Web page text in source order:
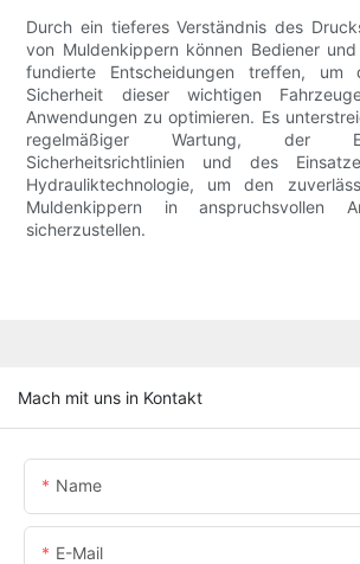
Durch ein tieferes Verständnis des
von Muldenkippern können Bediener
fundierte Entscheidungen treffen, um
Sicherheit dieser wichtigen
Anwendungen zu optimieren. Es
regelmäßiger Wartung, der
Sicherheitsrichtlinien und des
Hydrauliktechnologie, um den
Muldenkippern in anspruchsvollen
sicherzustellen.
Mach mit uns in Kontakt
Name
E-Mail